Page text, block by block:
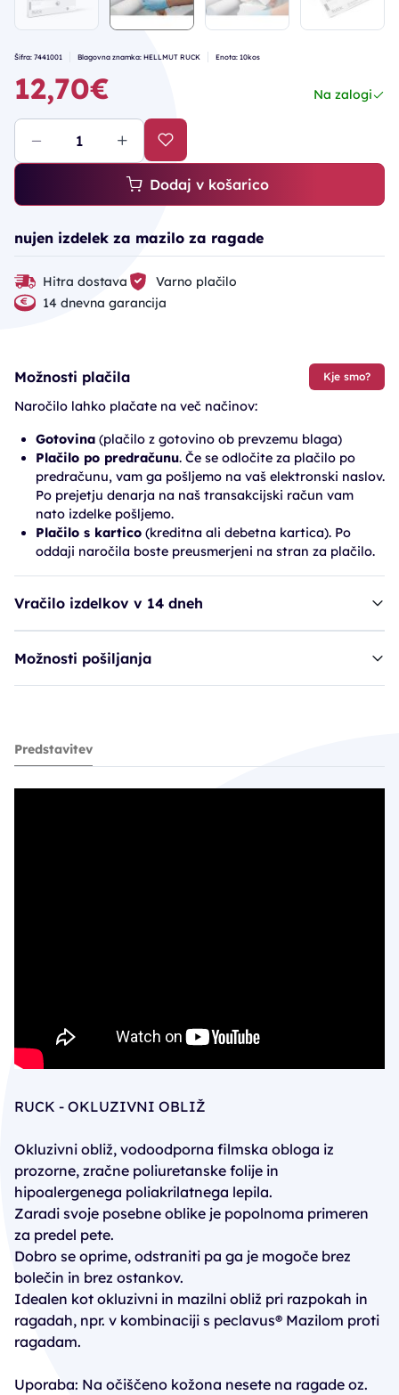
Šifra: 7441001 Blagovna znamka: HELLMUT RUCK Enota: 10kos
12,70€ Na zalogi
Dodaj v košarico
nujen izdelek za mazilo za ragade
Hitra dostava
Varno plačilo
14 dnevna garancija
Možnosti plačila Kje smo?
Naročilo lahko plačate na več načinov:
Gotovina (plačilo z gotovino ob prevzemu blaga)
Plačilo po predračunu. Če se odločite za plačilo po
predračunu, vam ga pošljemo na vaš elektronski naslov.
Po prejetju denarja na naš transakcijski račun vam
nato izdelke pošljemo.
Plačilo s kartico (kreditna ali debetna kartica). Po
oddaji naročila boste preusmerjeni na stran za plačilo.
Vračilo izdelkov v 14 dneh
Možnosti pošiljanja
Ruck obliž, okluzivni - 15 x 15 cm
12,70€
Predstavitev
RUCK - OKLUZIVNI OBLIŽ
Okluzivni obliž, vodoodporna filmska obloga iz
prozorne, zračne poliuretanske folije in
hipoalergenega poliakrilatnega lepila.
Zaradi svoje posebne oblike je popolnoma primeren
za predel pete.
Dobro se oprime, odstraniti pa ga je mogoče brez
bolečin in brez ostankov.
Idealen kot okluzivni in mazilni obliž pri razpokah in
ragadah, npr. v kombinaciji s peclavus® Mazilom proti
ragadam.
Uporaba: Na očiščeno kožona nesete na ragade oz.